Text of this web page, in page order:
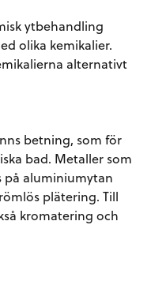
ytbehandling
olika kemikalier.
alternativt
betning, som för
bad. Metaller som
på aluminiumytan
plätering. Till
kromatering och